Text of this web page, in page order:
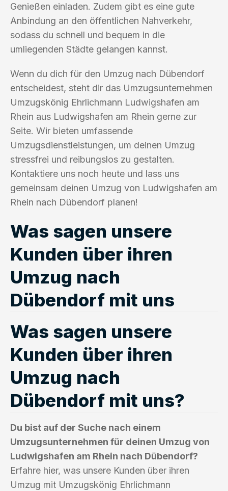
Genießen einladen. Zudem gibt es eine gute
Anbindung an den öffentlichen Nahverkehr,
sodass du schnell und bequem in die
umliegenden Städte gelangen kannst.
Wenn du dich für den Umzug nach Dübendorf
entscheidest, steht dir das Umzugsunternehmen
Umzugskönig Ehrlichmann Ludwigshafen am
Rhein aus Ludwigshafen am Rhein gerne zur
Seite. Wir bieten umfassende
Umzugsdienstleistungen, um deinen Umzug
stressfrei und reibungslos zu gestalten.
Kontaktiere uns noch heute und lass uns
gemeinsam deinen Umzug von Ludwigshafen am
Rhein nach Dübendorf planen!
Was sagen unsere
Kunden über ihren
Umzug nach
Dübendorf mit uns
Was sagen unsere
Kunden über ihren
Umzug nach
Dübendorf mit uns?
Du bist auf der Suche nach einem
Umzugsunternehmen für deinen Umzug von
Ludwigshafen am Rhein nach Dübendorf?
Erfahre hier, was unsere Kunden über ihren
Umzug mit Umzugskönig Ehrlichmann